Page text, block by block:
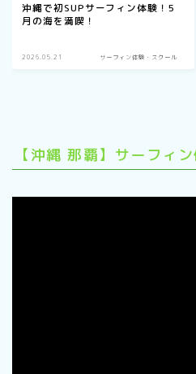
沖縄で初SUPサーフィン体験！5
月の海を満喫！
2026.05.21 サーフィン体験・スクール
【沖縄 那覇】サーフィ